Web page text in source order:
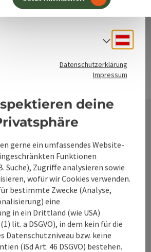
GmbH
Datenschutzerklärung
Impressum
deine
gerne ein umfassendes Website-
Funktionen
Suche), Zugriffe analysieren sowie
wofür wir Cookies verwenden.
bestimmte Zwecke (Analyse,
eine
in ein Drittland (wie USA)
lit. a DSGVO), in dem kein für die
Datenschutzniveau bzw. keine
(iSd Art. 46 DSGVO) bestehen.